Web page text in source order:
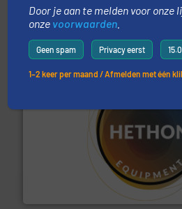
DMN-WESTINGHOUSE
Maatwerk in componenten voor
HETHON is wereldwijd specialist in
vloeistofdosering, met name bij
Meer info ➜
Door je aan te melden voor onze
onze voorwaarden
Geen spam Privacy eerst
1–2 keer per maand / Afmelden met één